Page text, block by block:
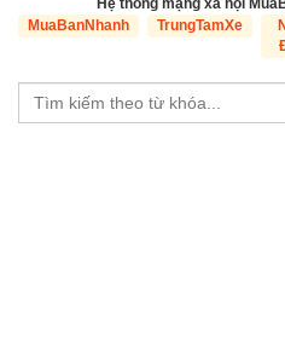
Hệ thống mạng xã hội
MuaBanNhanh
TrungTamXe